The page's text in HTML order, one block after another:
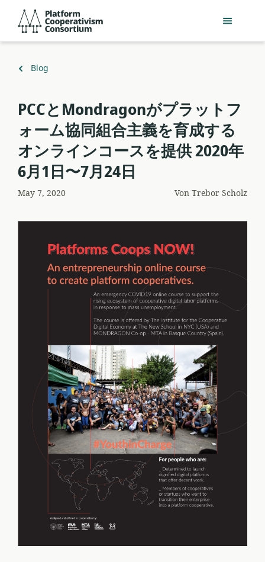
Hauptinhalt
springen
Consortium
Zurück
Blog
PCCとMondragonがプラットフ
ォーム協同組合主義を育成する
オンラインコースを提供 2020年
6月1日〜7月24日
May 7, 2020 VonTrebor Scholz